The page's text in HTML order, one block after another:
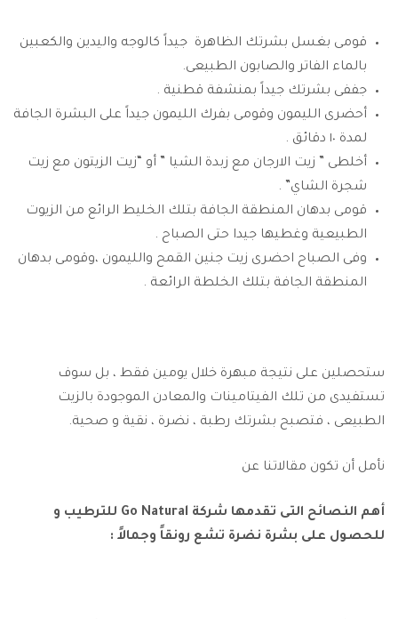
قومى بغسل بشرتك الظاهرة جيداً كالوجه واليدين والكعبين
بالماء الفاتر والصابون الطبيعى.
جففى بشرتك جيداً بمنشفة قطنية .
أحضرى الليمون وقومى بفرك الليمون جيداً على البشرة الجافة
لمدة ١٠ دقائق .
أخلطى ” زيت الارجان مع زبدة الشيا ” أو “زيت الزيتون مع زيت
شجرة الشاي” .
قومى بدهان المنطقة الجافة بتلك الخليط الرائع من الزيوت
الطبيعية وغطيها جيدا حتى الصباح .
وفى الصباح احضرى زيت جنين القمح والليمون ،وقومى بدهان
المنطقة الجافة بتلك الخلطة الرائعة .
ستحصلين على نتيجة مبهرة خلال يومين فقط ، بل سوف
تستفيدى من تلك الفيتامينات والمعادن الموجودة بالزيت
الطبيعى ، فتصبح بشرتك رطبة ، نضرة ، نقية و صحية.
نأمل أن تكون مقالاتنا عن
أهم النصائح التى تقدمها شركة Go Natural للترطيب و
للحصول على بشرة نضرة تشع رونقاً وجمالاً :